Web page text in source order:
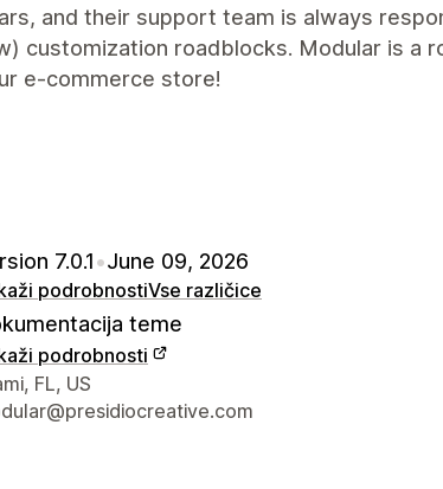
and their support team is always
customization roadblocks. Modular is a
e-commerce store!
7.0.1•June 09, 2026
podrobnostiVse različice
teme
podrobnosti
za stik z oblikovalcem
FL, US